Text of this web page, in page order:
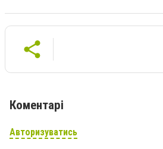
Коментарі
Авторизуватись